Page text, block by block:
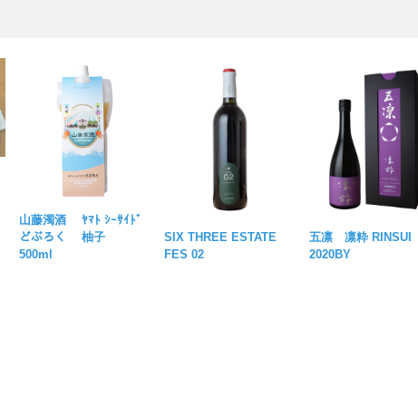
山藤濁酒 ﾔﾏﾄ ｼｰｻｲﾄﾞ
どぶろく 柚子
500ml
SIX THREE ESTATE
FES 02
五凛 凛粋 RINSUI
2020BY